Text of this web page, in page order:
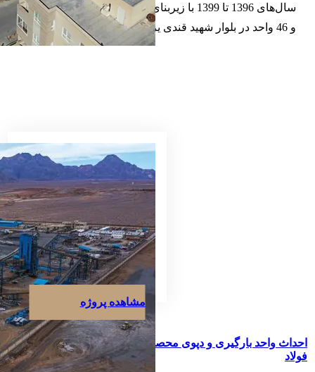
سال‌های 1396 تا 1399 با زیربنای 8414 مترمربع در 10 طبقه
و 46 واحد در بلوار شهید قندی یزد احداث شدند.
مشاهده پروژه
احداث واحد بارگیری و دپوی محصول کارخانه کنسانتره پایا
فولاد